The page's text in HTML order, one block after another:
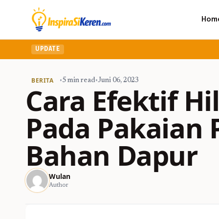
UPDATE
BERITA •5 min read•Juni 06, 2023
Cara Efektif
Pada Pakaian
Bahan Dapur
Wulan
Author